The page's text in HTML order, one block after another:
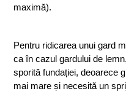
maximă).
Pentru ridicarea unui gard
ca în cazul gardului de
sporită fundației, deoarece
mai mare și necesită un